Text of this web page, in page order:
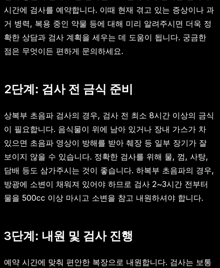
시간에 검사를 예약합니다. 이때 현재 겪고 있는 증상이나 과
거 병력, 복용 중인 약물 등에 대해 미리 알려주시면 더욱 정
확한 상담과 검사 계획을 세우는 데 도움이 됩니다. 궁금한
점은 무엇이든 편하게 문의하세요.
2단계: 검사 전 금식 준비
상복부 초음파 검사의 경우, 검사 전 최소 8시간 이상의 금식
이 필요합니다. 음식물이 위에 남아 있거나 장내 가스가 차
있으면 초음파 영상이 방해를 받아 췌장 등 일부 장기가 잘
보이지 않을 수 있습니다. 정확한 검사를 위해 물, 껌, 사탕,
담배 등도 삼가주시는 것이 좋습니다. 하복부 초음파의 경우,
방광에 소변이 채워져 있어야 하므로 검사 2~3시간 전부터
물을 500cc 이상 마시고 소변을 참고 내원하셔야 합니다.
3단계: 내원 및 검사 진행
예약 시간에 맞춰 편안한 복장으로 내원합니다. 검사는 보통